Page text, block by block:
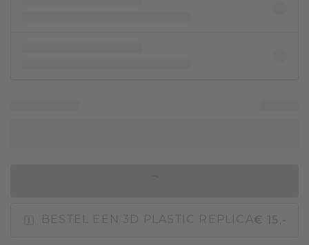
BESTEL EEN 3D PLASTIC REPLICA€ 15,-